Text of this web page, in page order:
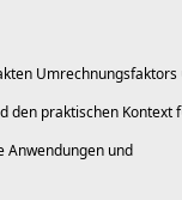
Umrechnungsfaktors
den praktischen Kontext
Anwendungen und